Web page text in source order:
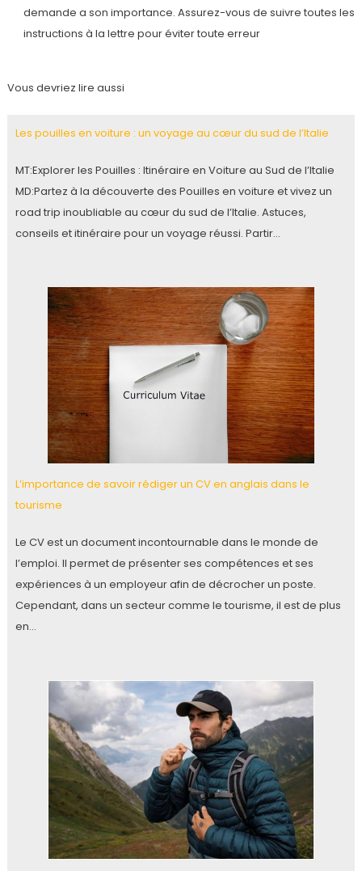
demande a son importance. Assurez-vous de suivre toutes les
instructions à la lettre pour éviter toute erreur
Vous devriez lire aussi
Les pouilles en voiture : un voyage au cœur du sud de l’Italie
MT:Explorer les Pouilles : Itinéraire en Voiture au Sud de l’Italie
MD:Partez à la découverte des Pouilles en voiture et vivez un
road trip inoubliable au cœur du sud de l’Italie. Astuces,
conseils et itinéraire pour un voyage réussi. Partir…
L’importance de savoir rédiger un CV en anglais dans le
tourisme
Le CV est un document incontournable dans le monde de
l’emploi. Il permet de présenter ses compétences et ses
expériences à un employeur afin de décrocher un poste.
Cependant, dans un secteur comme le tourisme, il est de plus
en…